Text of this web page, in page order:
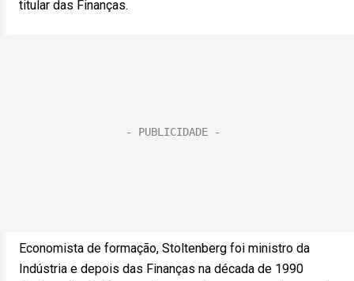
titular das Finanças.
Economista de formação, Stoltenberg foi ministro da
Indústria e depois das Finanças na década de 1990